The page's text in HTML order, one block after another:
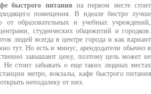
быстрого питания на первом месте стоит
помещения. В идеале бистро лучше
от образовательных и учебных учреждений,
студенческих общежитий и городков.
людей всегда в центре города и как вариант
тут. Но есть и минус, арендодатели обычно в
завышают цену, поэтому цель может не
Не стоит забывать о еще таких людных местах
метро, вокзалы, кафе быстрого питания
неподалеку от них.